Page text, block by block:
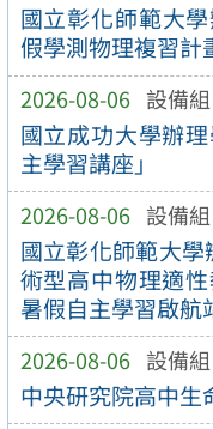
國立彰化師範大
假學測物理複習計
2026-08-06 設備組
國立成功大學辦
主學習講座」
2026-08-06 設備組
國立彰化師範大
術型高中物理適
暑假自主學習啟航
2026-08-06 設備組
中央研究院高中生